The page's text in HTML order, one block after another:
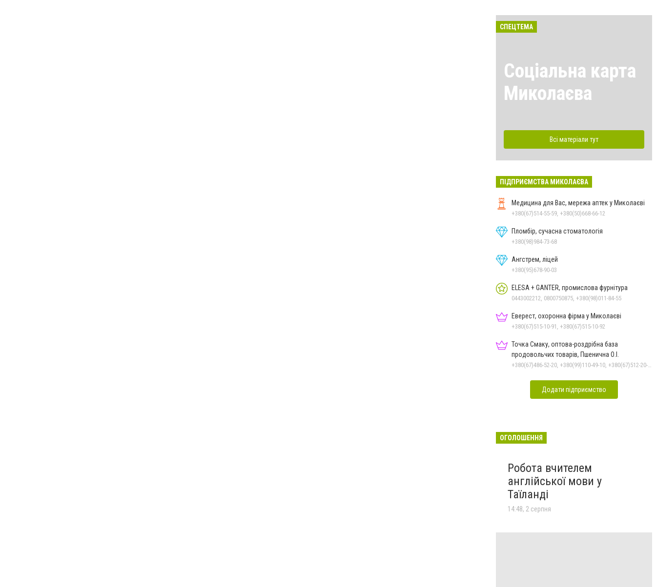
СПЕЦТЕМА
Соціальна карта
Миколаєва
Всі матеріали тут
ПІДПРИЄМСТВА МИКОЛАЄВА
Медицина для Вас, мережа аптек у Миколаєві
+380(67)514-55-59, +380(50)668-66-12
Пломбір, сучасна стоматологія
+380(98)984-73-68
Ангстрем, ліцей
+380(95)678-90-03
ELESA + GANTER, промислова фурнітура
0443002212, 0800750875, +380(98)011-84-55
Еверест, охоронна фірма у Миколаєві
+380(67)515-10-91, +380(67)515-10-92
Точка Смаку, оптова-роздрібна база
продовольчих товарів, Пшенична О.І.
Додати підприємство
ОГОЛОШЕННЯ
Робота вчителем
англійської мови у
Таїланді
14:48, 2 серпня